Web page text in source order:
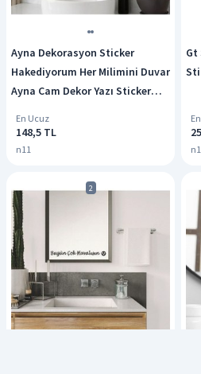
Ayna Dekorasyon Sticker
Hakediyorum Her Milimini Duvar
Ayna Cam Dekor Yazı Sticker
En Ucuz
148,5 TL
n11
Gt
2